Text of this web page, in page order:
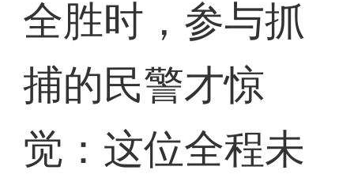
全胜时，参与抓
捕的民警才惊
觉：这位全程未